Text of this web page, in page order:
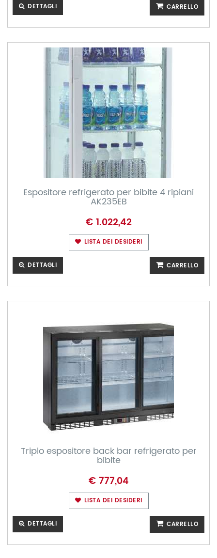
DETTAGLI CARRELLO
Espositore refrigerato per bibite 4 ripiani
AK235EB
€ 1.022,42
LISTA DEI DESIDERI
DETTAGLI CARRELLO
Triplo espositore back bar refrigerato per
bibite
€ 777,04
LISTA DEI DESIDERI
DETTAGLI CARRELLO